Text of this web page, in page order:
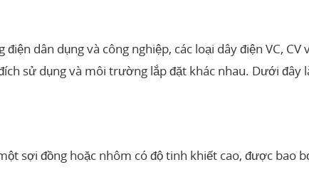
điện dân dụng và công nghiệp, các loại dây điện VC,
sử dụng và môi trường lắp đặt khác nhau. Dưới đây
sợi đồng hoặc nhôm có độ tinh khiết cao, được bao